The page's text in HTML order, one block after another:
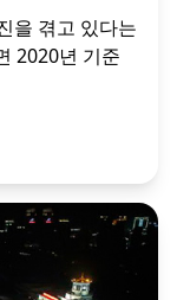
을 겪고 있다는
2020년 기준